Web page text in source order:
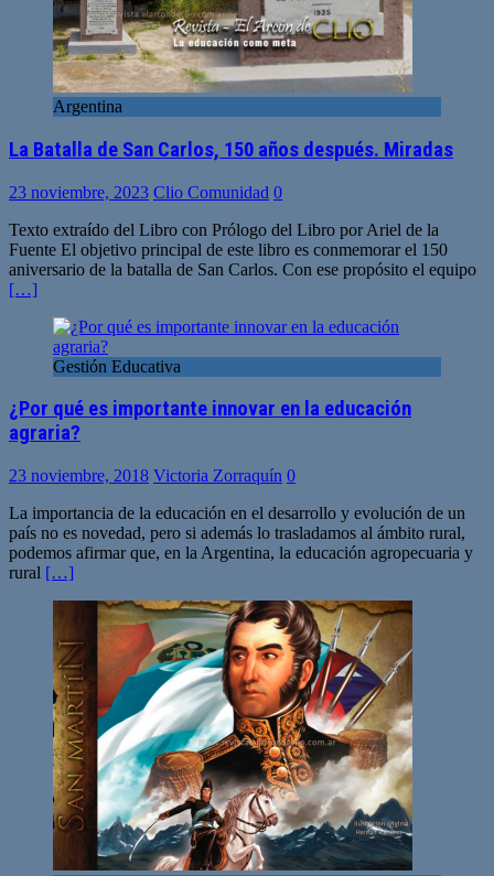
Argentina
La Batalla de San Carlos, 150 años después. Miradas
23 noviembre, 2023 Clio Comunidad 0
Texto extraído del Libro con Prólogo del Libro por Ariel de la
Fuente El objetivo principal de este libro es conmemorar el 150
aniversario de la batalla de San Carlos. Con ese propósito el equipo
[…]
Gestión Educativa
¿Por qué es importante innovar en la educación
agraria?
23 noviembre, 2018 Victoria Zorraquín 0
La importancia de la educación en el desarrollo y evolución de un
país no es novedad, pero si además lo trasladamos al ámbito rural,
podemos afirmar que, en la Argentina, la educación agropecuaria y
rural […]